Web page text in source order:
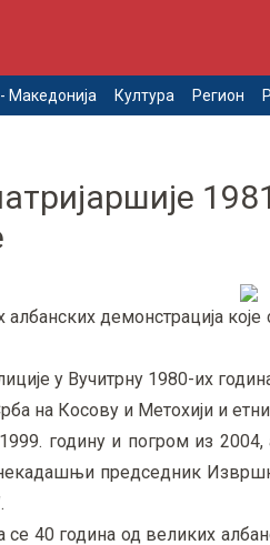
Македонија Култура Регион
демонстрација
у Вучитрну 1980-их
на Косову и Метохији и
годину и погром из
председник
40 година од великих